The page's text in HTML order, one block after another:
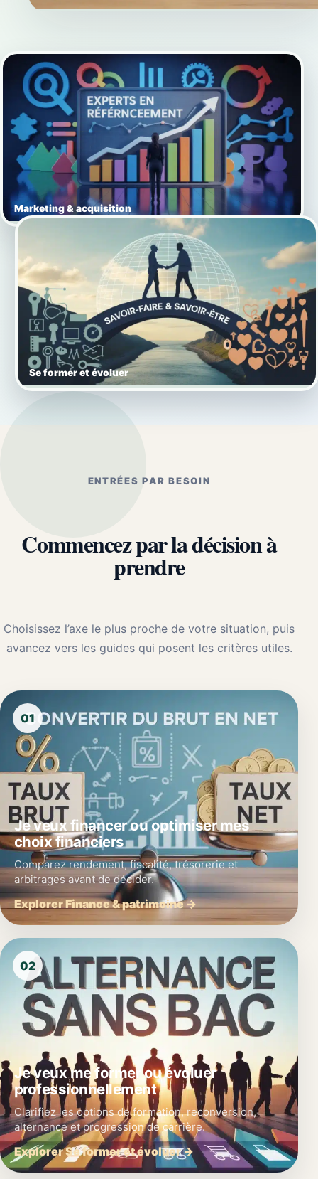
Marketing & acquisition
Se former et évoluer
ENTRÉES PAR BESOIN
Commencez par la décision à
prendre
Choisissez l’axe le plus proche de votre situation, puis
avancez vers les guides qui posent les critères utiles.
01
Je veux financer ou optimiser mes
choix financiers
Comparez rendement, fiscalité, trésorerie et
arbitrages avant de décider.
Explorer Finance & patrimoine →
02
Je veux me former ou évoluer
professionnellement
Clarifiez les options de formation, reconversion,
alternance et progression de carrière.
Explorer Se former et évoluer →